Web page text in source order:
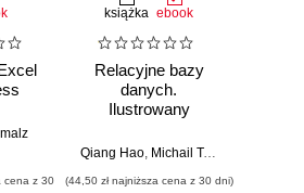
cena z 30
książka ebook
Relacyjne bazy
danych.
Ilustrowany
Qiang Hao, Michail Tsikerdekis
(44,50 zł najniższa cena z 30 dni)